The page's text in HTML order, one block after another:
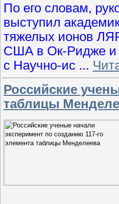
По его словам,
выступил
тяжелых ионов
США в Ок-Ридже и
с Научно-ис ...
Российские
таблицы